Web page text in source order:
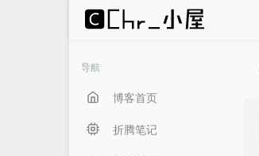
导航
博客首页
折腾笔记